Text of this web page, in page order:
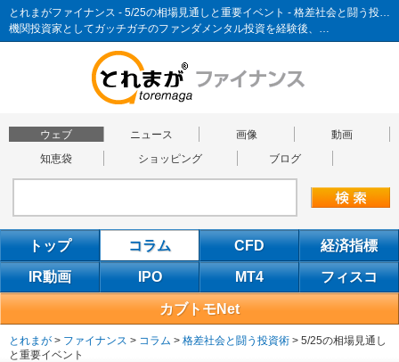
とれまがファイナンス - 5/25の相場見通しと重要イベント - 格差社会と闘う投資術
機関投資家としてガッチガチのファンダメンタル投資を経験後、…
ウェブ ニュース 画像
動画
知恵袋
ショッピング ブログ
トップ コラム CFD 経済指標
IR動画 IPO MT4 フィスコ
カブトモNet
とれまが > ファイナンス > コラム > 格差社会と闘う投資術 > 5/25の相場見通し
と重要イベント